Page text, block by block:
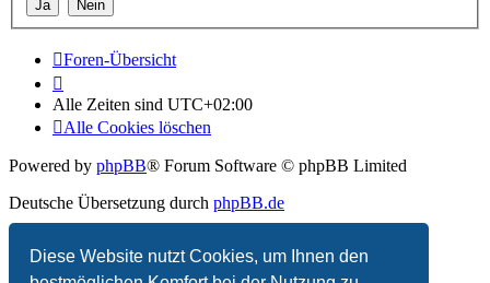
Diese Website nutzt Cookies, um Ihnen den
Foren-Übersicht
Alle Zeiten sind UTC+02:00
Alle Cookies löschen
Powered by phpBB® Forum Software © phpBB Limited
Deutsche Übersetzung durch phpBB.de